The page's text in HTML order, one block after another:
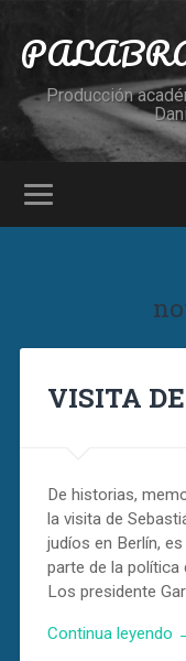
Producción
VISITA
De historias,
la visita de
judíos en Berlín,
parte de la política
Los presidente
Continua leyendo